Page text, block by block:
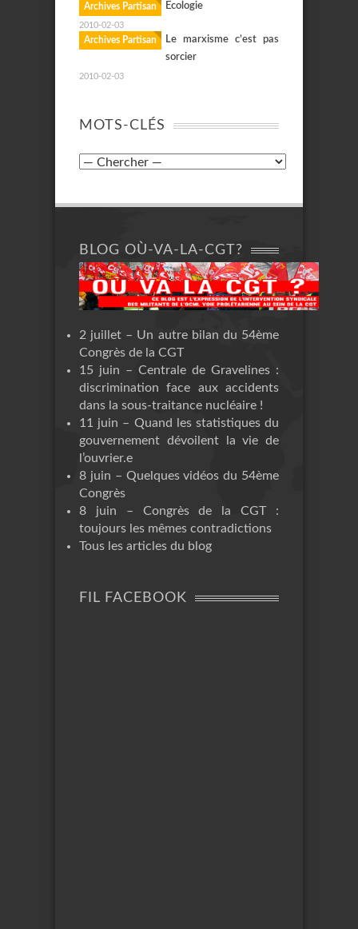
Archives Partisan Ecologie
2010-02-03
Archives Partisan
Le marxisme c’est pas
sorcier
2010-02-03
MOTS-CLÉS
BLOG OÙ-VA-LA-CGT?
2 juillet – Un autre bilan du 54ème
Congrès de la CGT
15 juin – Centrale de Gravelines :
discrimination face aux accidents
dans la sous-traitance nucléaire !
11 juin – Quand les statistiques du
gouvernement dévoilent la vie de
l’ouvrier.e
8 juin – Quelques vidéos du 54ème
Congrès
8 juin – Congrès de la CGT :
toujours les mêmes contradictions
Tous les articles du blog
FIL FACEBOOK